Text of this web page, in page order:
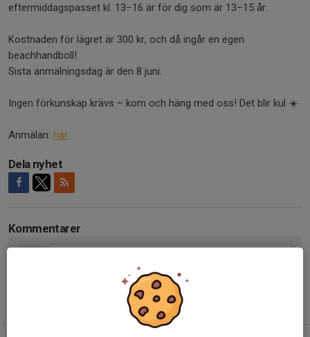
eftermiddagspasset kl. 13–16 är för dig som är 13–15 år.
Kostnaden för lägret är 300 kr, och då ingår en egen
beachhandboll!
Sista anmälningsdag är den 8 juni.
Ingen förkunskap krävs – kom och häng med oss! Det blir kul ☀️
Anmälan: här
Dela nyhet
Kommentarer